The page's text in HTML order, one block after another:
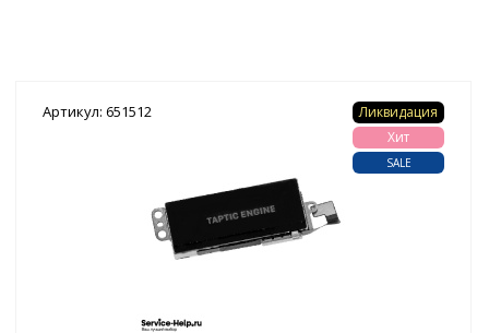
Артикул: 651512
Ликвидация
Хит
SALE